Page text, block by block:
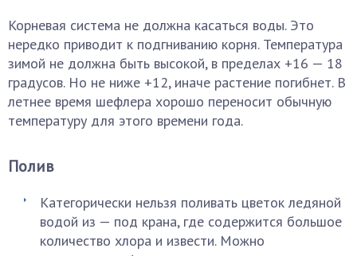
Корневая система не должна касаться воды. Это
нередко приводит к подгниванию корня. Температура
зимой не должна быть высокой, в пределах +16 — 18
градусов. Но не ниже +12, иначе растение погибнет. В
летнее время шефлера хорошо переносит обычную
температуру для этого времени года.
Полив
Категорически нельзя поливать цветок ледяной
водой из — под крана, где содержится большое
количество хлора и извести. Можно